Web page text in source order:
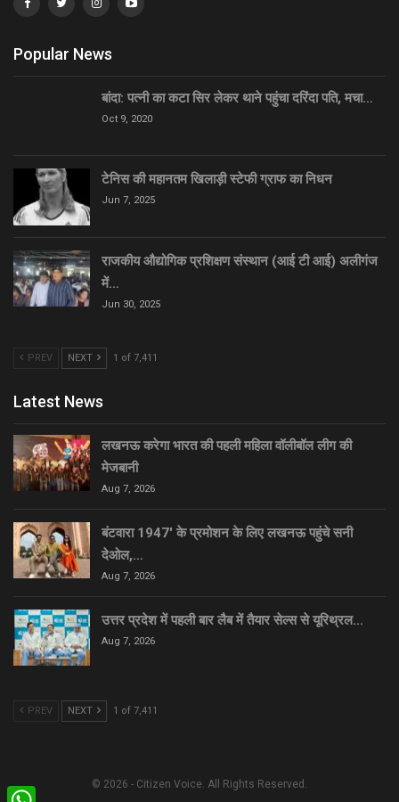
Popular News
बांदा: पत्नी का कटा सिर लेकर थाने पहुंचा दरिंदा पति, मचा…
Oct 9, 2020
टेनिस की महानतम खिलाड़ी स्टेफी ग्राफ का निधन
Jun 7, 2025
राजकीय औद्योगिक प्रशिक्षण संस्थान (आई टी आई) अलीगंज
में…
Jun 30, 2025
PREV NEXT 1 of 7,411
Latest News
लखनऊ करेगा भारत की पहली महिला वॉलीबॉल लीग की
मेजबानी
Aug 7, 2026
बंटवारा 1947′ के प्रमोशन के लिए लखनऊ पहुंचे सनी
देओल,…
Aug 7, 2026
उत्तर प्रदेश में पहली बार लैब में तैयार सेल्स से यूरिथ्रल…
Aug 7, 2026
PREV NEXT 1 of 7,411
© 2026 - Citizen Voice. All Rights Reserved.